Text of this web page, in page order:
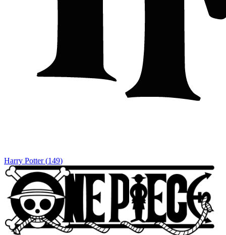
Harry Potter (149)